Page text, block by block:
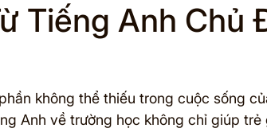
Tiếng Anh Chủ
không thể thiếu trong cuộc sống
Anh về trường học không chỉ giúp